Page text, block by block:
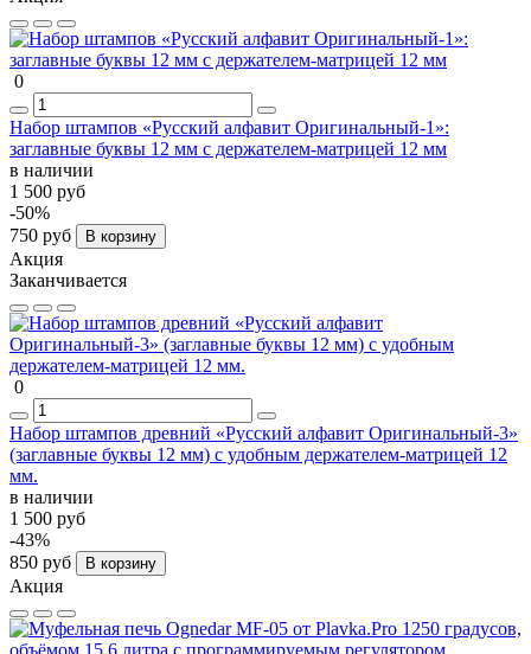
0
Набор штампов «Русский алфавит Оригинальный-1»:
заглавные буквы 12 мм с держателем-матрицей 12 мм
в наличии
1 500 руб
-50%
750 руб
В корзину
Акция
Заканчивается
0
Набор штампов древний «Русский алфавит Оригинальный-3»
(заглавные буквы 12 мм) с удобным держателем-матрицей 12
мм.
в наличии
1 500 руб
-43%
850 руб
В корзину
Акция